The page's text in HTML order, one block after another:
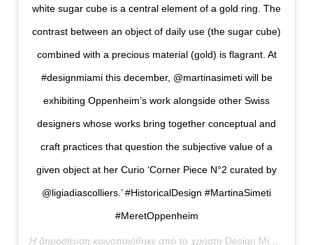
white sugar cube is a central element of a gold ring. The
contrast between an object of daily use (the sugar cube)
combined with a precious material (gold) is flagrant. At
#designmiami this december, @martinasimeti will be
exhibiting Oppenheim’s work alongside other Swiss
designers whose works bring together conceptual and
craft practices that question the subjective value of a
given object at her Curio ‘Corner Piece N°2 curated by
@ligiadiascolliers.’ #HistoricalDesign #MartinaSimeti
#MeretOppenheim
Η δημοσίευση κοινοποιήθηκε από το χρήστη Design Miami/